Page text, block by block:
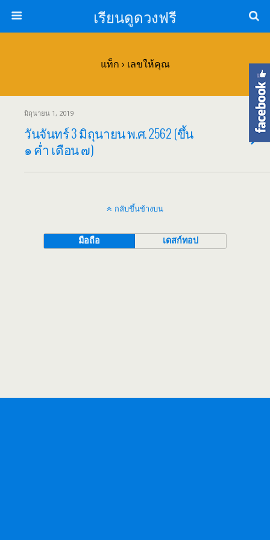
เรียนดูดวงฟรี
แท็ก › เลขให้คุณ
มิถุนายน 1, 2019
วันจันทร์ 3 มิถุนายน พ.ศ. 2562 (ขึ้น
๑ ค่ำ เดือน ๗)
กลับขึ้นข้างบน
มือถือ เดสก์ทอป